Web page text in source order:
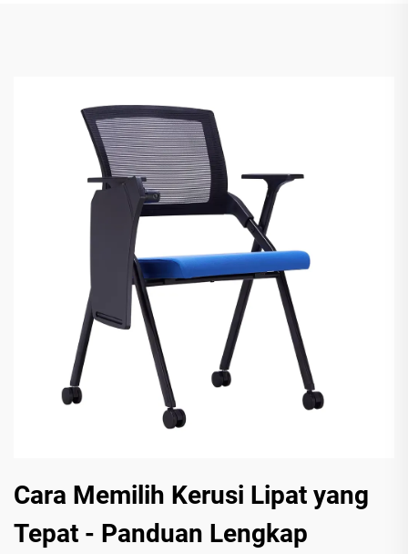
Cara Memilih Kerusi Lipat yang
Tepat - Panduan Lengkap